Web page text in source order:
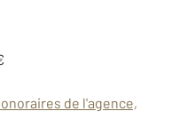
de l'agence,